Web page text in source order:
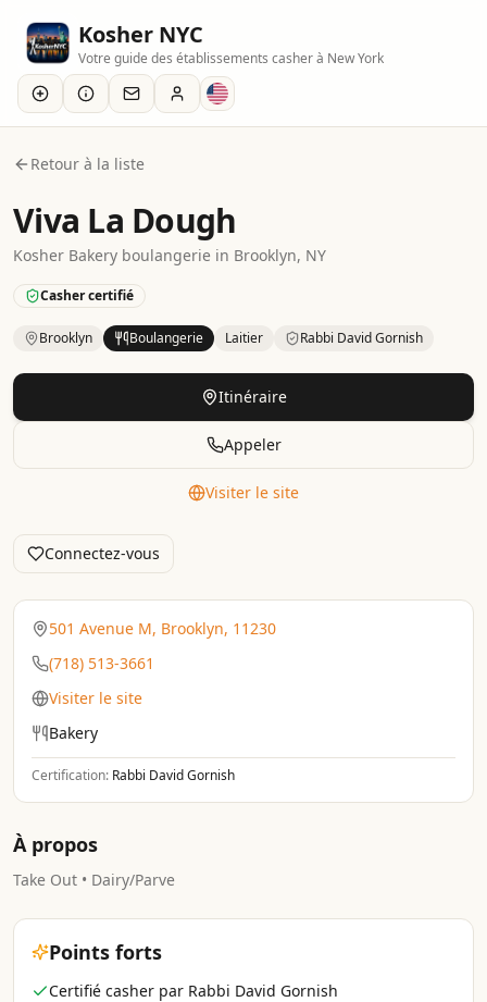
Kosher NYC
Votre guide des établissements casher à New York
Retour à la liste
Viva La Dough
Kosher Bakery boulangerie in Brooklyn, NY
Casher certifié
Brooklyn Boulangerie Laitier Rabbi David Gornish
Kosher
Itinéraire
Appeler
Visiter le site
Connectez-vous
501 Avenue M, Brooklyn, 11230
(718) 513-3661
Visiter le site
Bakery
Certification: Rabbi David Gornish
À propos
Take Out • Dairy/Parve
Points forts
Certifié casher par Rabbi David Gornish